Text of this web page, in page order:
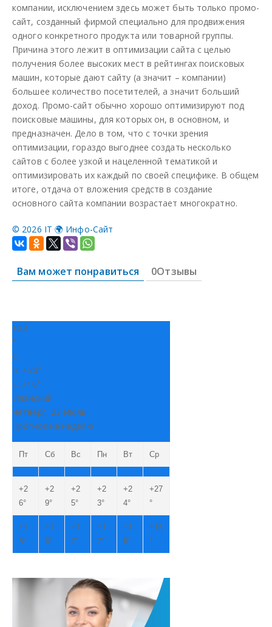
компании, исключением здесь может быть только промо-
сайт, созданный фирмой специально для продвижения
одного конкретного продукта или товарной группы.
Причина этого лежит в оптимизации сайта с целью
получения более высоких мест в рейтингах поисковых
машин, которые дают сайту (а значит – компании)
большее количество посетителей, а значит больший
доход. Промо-сайт обычно хорошо оптимизируют под
поисковые машины, для которых он, в основном, и
предназначен. Дело в том, что с точки зрения
оптимизации, гораздо выгоднее создать несколько
сайтов с более узкой и нацеленной тематикой и
оптимизировать их каждый по своей специфике. В общем
итоге, отдача от вложения средств в создание
основного сайта компании возрастает многократно.
© 2026 IT 🌍 Инфо-Сайт
Вам может понравиться 0Отзывы
+23
°
C
H: +23°
L: +16°
Иланский
Четверг, 23 Июль
Прогноз на неделю
Пт Сб Вс Пн Вт Ср
+2
6°
+2
9°
+2
5°
+2
3°
+2
4°
+27
°
+1
5°
+1
6°
+1
7°
+1
7°
+1
6°
+15
°